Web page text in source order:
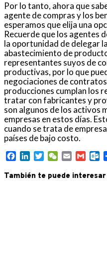
Por lo tanto, ahora que
agente de compras y los
esperamos que elija una
Recuerde que los agentes
la oportunidad de delegar
abastecimiento de
representantes suyos de
productivas, por lo que
negociaciones de
producciones cumplan los
tratar con fabricantes y
son algunos de los activos
empresas en estos días.
cuando se trata de
países de bajo costo.
FacebookLinkedInTwitterWeChat
Email Gmail
También te puede interesar